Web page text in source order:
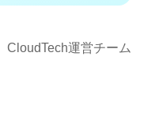
CloudTech運営チーム